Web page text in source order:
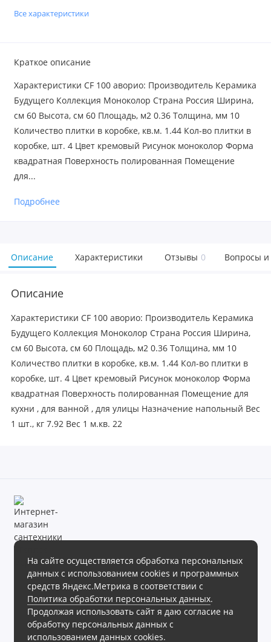
Все характеристики
Краткое описание
Характеристики CF 100 аворио: Производитель Керамика
Будущего Коллекция Моноколор Страна Россия Ширина,
см 60 Высота, см 60 Площадь, м2 0.36 Толщина, мм 10
Количество плитки в коробке, кв.м. 1.44 Кол-во плитки в
коробке, шт. 4 Цвет кремовый Рисунок моноколор Форма
квадратная Поверхность полированная Помещение
для...
Подробнее
Описание Характеристики Отзывы 0 Вопросы и
Описание
Характеристики CF 100 аворио: Производитель Керамика
Будущего Коллекция Моноколор Страна Россия Ширина,
см 60 Высота, см 60 Площадь, м2 0.36 Толщина, мм 10
Количество плитки в коробке, кв.м. 1.44 Кол-во плитки в
коробке, шт. 4 Цвет кремовый Рисунок моноколор Форма
квадратная Поверхность полированная Помещение для
кухни , для ванной , для улицы Назначение напольный Вес
1 шт., кг 7.92 Вес 1 м.кв. 22
На сайте осуществляется обработка персональных
данных с использованием cookies и программных
средств Яндекс.Метрика в соответствии с
Политика обработки персональных данных.
Продолжая использовать сайт я даю согласие на
обработку персональных данных с
использованием данных cookies.
Магазин сантехники «Теплое море» готов предложить своим
клиентам обширный ассортимент продукции в различных
ценовых диапазонах.
Интернет магазин сантехники «Теплое море», 2026г.
Политика обработки персональных данных